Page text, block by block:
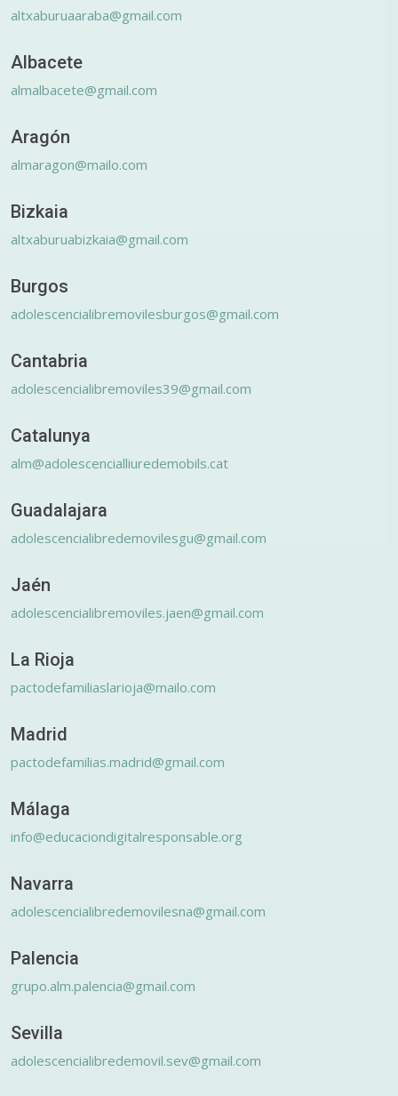
altxaburuaaraba@gmail.com
Albacete
almalbacete@gmail.com
Aragón
almaragon@mailo.com
Bizkaia
altxaburuabizkaia@gmail.com
Burgos
adolescencialibremovilesburgos@gmail.com
Cantabria
adolescencialibremoviles39@gmail.com
Catalunya
alm@adolescencialliuredemobils.cat
Guadalajara
adolescencialibredemovilesgu@gmail.com
Jaén
adolescencialibremoviles.jaen@gmail.com
La Rioja
pactodefamiliaslarioja@mailo.com
Madrid
pactodefamilias.madrid@gmail.com
Málaga
info@educaciondigitalresponsable.org
Navarra
adolescencialibredemovilesna@gmail.com
Palencia
grupo.alm.palencia@gmail.com
Sevilla
adolescencialibredemovil.sev@gmail.com